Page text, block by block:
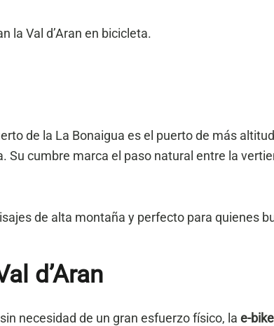
la Val d’Aran en bicicleta.
de la La Bonaigua es el puerto de más
Su cumbre marca el paso natural entre la
de alta montaña y perfecto para quienes
d’Aran
sin necesidad de un gran esfuerzo físico, la e-bike